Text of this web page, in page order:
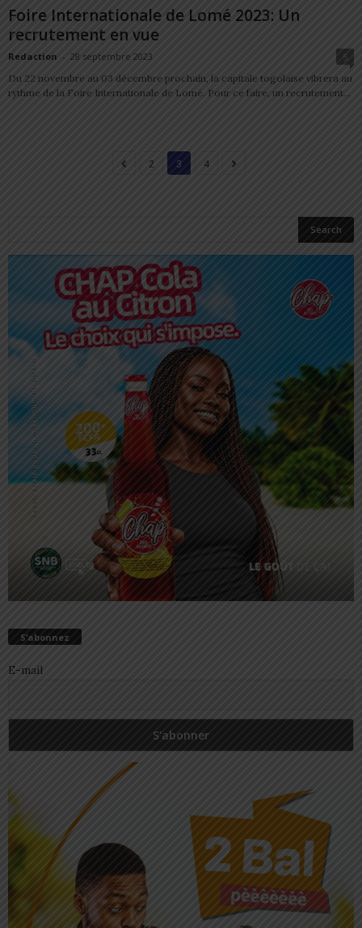
Foire Internationale de Lomé 2023: Un
recrutement en vue
Redaction - 28 septembre 2023
5
Du 22 novembre au 03 décembre prochain, la capitale togolaise vibrera au
rythme de la Foire Internationale de Lomé. Pour ce faire, un recrutement...
2 3 4
S’abonnez
E-mail